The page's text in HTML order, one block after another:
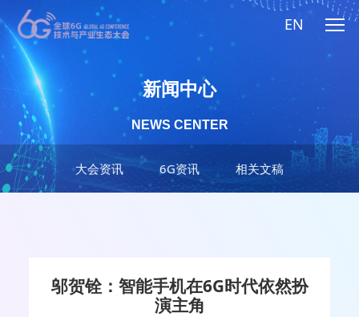
EN
大会资讯 6G资讯 相关文稿
新闻中心
NEWS CENTER
邬贺铨：智能手机在6G时代依然扮
演主角